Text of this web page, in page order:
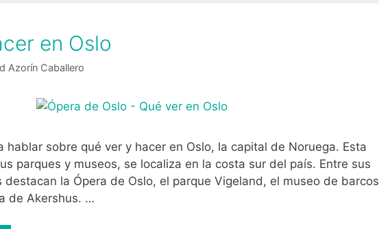
en Oslo
Azorín Caballero
hablar sobre qué ver y hacer en Oslo, la capital de Noruega. Esta
parques y museos, se localiza en la costa sur del país. Entre sus
destacan la Ópera de Oslo, el parque Vigeland, el museo de barcos
de Akershus. …